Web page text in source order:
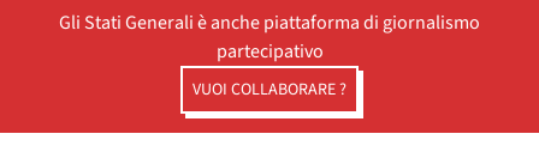
Gli Stati Generali è anche piattaforma di giornalismo
partecipativo
VUOI COLLABORARE ?